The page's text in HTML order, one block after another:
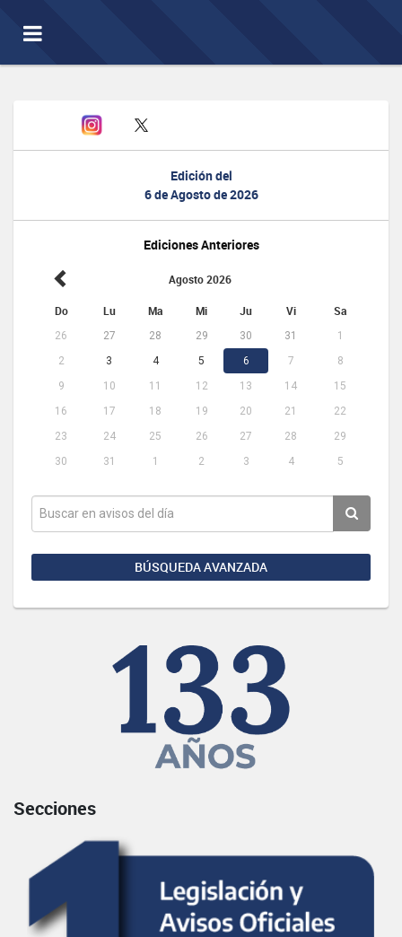
Toggle
navigation
Edición del
6 de Agosto de 2026
Ediciones Anteriores
Agosto 2026
Do Lu Ma Mi Ju Vi Sa
26 27 28 29 30 31
1
2
3 4 5 6 7
8
9
10 11 12 13 14
15
16
17 18 19 20 21
22
23
24 25 26 27 28
29
30
31 1 2 3 4 5
BÚSQUEDA AVANZADA
Secciones